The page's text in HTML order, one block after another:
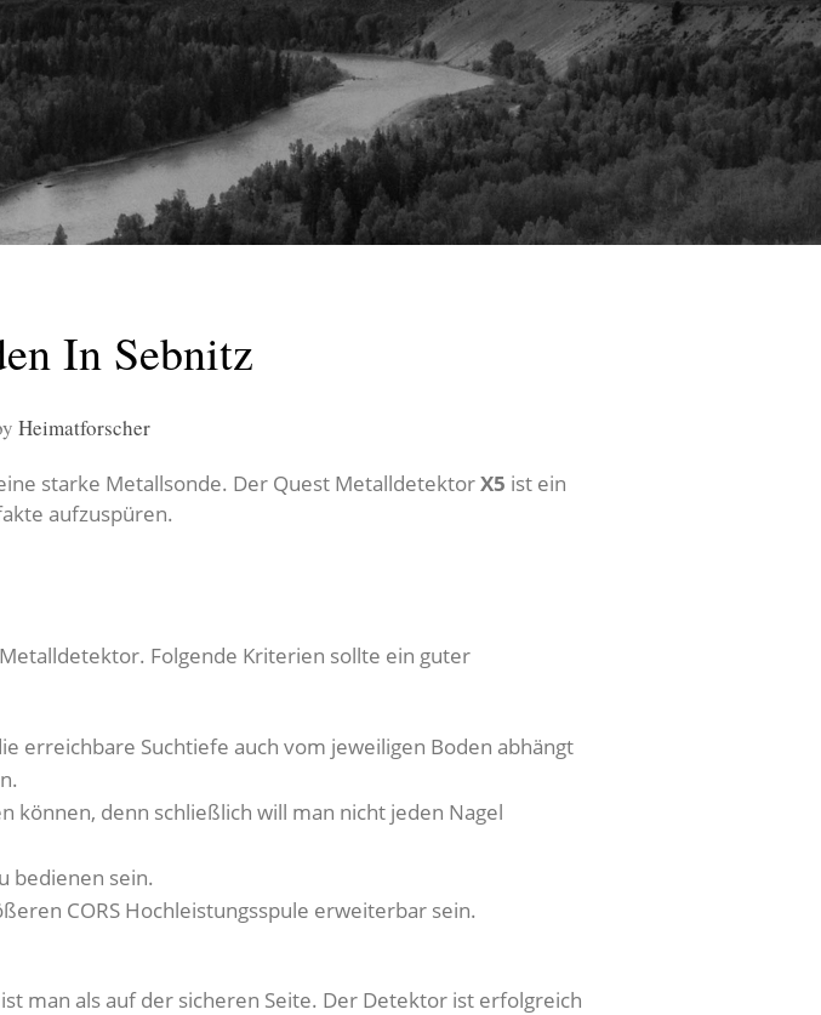
In Sebnitz
Heimatforscher
starke Metallsonde. Der Quest MetalldetektorX5 ist ein
aufzuspüren.
Folgende Kriterien sollte ein guter
erreichbare Suchtiefe auch vom jeweiligen Boden abhängt
können, denn schließlich will man nicht jeden Nagel
bedienen sein.
CORS Hochleistungsspule erweiterbar sein.
man als auf der sicheren Seite. Der Detektor ist erfolgreich